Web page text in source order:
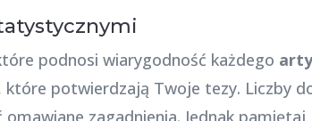
podnosi wiarygodność każdego
potwierdzają Twoje tezy. Liczby
zagadnienia. Jednak